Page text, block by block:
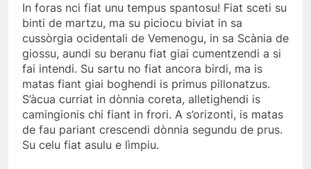
In foras nci fiat unu tempus spantosu! Fiat sceti su
binti de martzu, ma su piciocu biviat in sa
cussòrgia ocidentali de Vemenogu, in sa Scània de
giossu, aundi su beranu fiat giai cumentzendi a si
fai intendi. Su sartu no fiat ancora birdi, ma is
matas fiant giai boghendi is primus pillonatzus.
S’àcua curriat in dònnia coreta, alletighendi is
camingionis chi fiant in frori. A s’orizonti, is matas
de fau pariant crescendi dònnia segundu de prus.
Su celu fiat asulu e lìmpiu.